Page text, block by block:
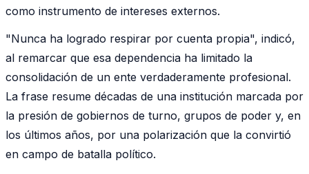
como instrumento de intereses externos.
"Nunca ha logrado respirar por cuenta propia", indicó,
al remarcar que esa dependencia ha limitado la
consolidación de un ente verdaderamente profesional.
La frase resume décadas de una institución marcada por
la presión de gobiernos de turno, grupos de poder y, en
los últimos años, por una polarización que la convirtió
en campo de batalla político.